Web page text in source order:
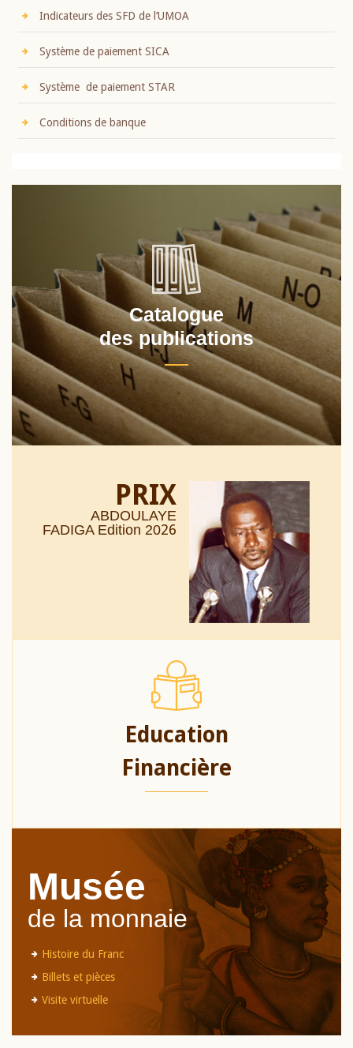
Indicateurs des SFD de l’UMOA
Système de paiement SICA
Système de paiement STAR
Conditions de banque
Catalogue
des publications
PRIX
ABDOULAYE
FADIGA Edition 2026
Education
Financière
Musée
de la monnaie
Histoire du Franc
Billets et pièces
Visite virtuelle